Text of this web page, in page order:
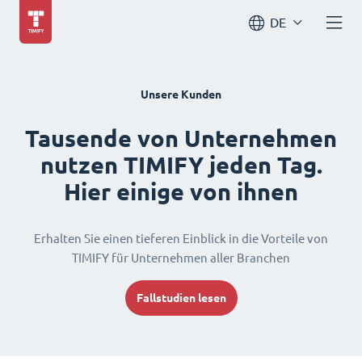
DE
Unsere Kunden
Tausende von Unternehmen
nutzen TIMIFY jeden Tag.
Hier einige von ihnen
Erhalten Sie einen tieferen Einblick in die Vorteile von
TIMIFY für Unternehmen aller Branchen
Fallstudien lesen